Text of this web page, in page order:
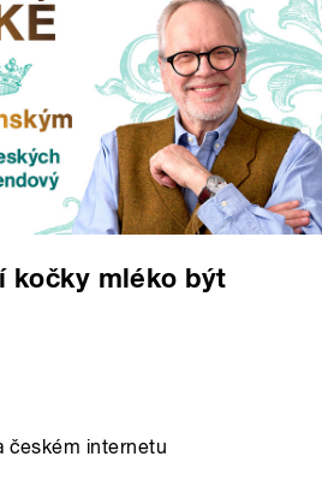
kočky mléko být
českém internetu